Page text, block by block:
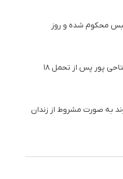
شعبە ١٠ دادگاه تجدید نظر استان ارومیە هر کدام بە تحمل ٥ سال حبس محکوم شدە و روز
همچنین در تاریخ ١٥ آذر ماه نیز دو ت دیگر از زندانیان مذهبی کورد بە نام های محمد محمدی و رحمان فتاحی پور پس از تحمل ١٨
بە صورت مشروط از زندان